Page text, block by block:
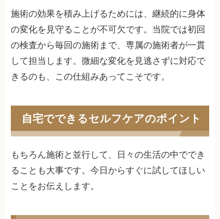
施術の効果を積み上げるためには、継続的に身体
の変化を見守ることが不可欠です。当院では初回
の検査から毎回の施術まで、専属の施術者が一貫
して担当します。微細な変化を見逃さずに対応で
きるのも、この仕組みあってこそです。
自宅でできるセルフケアのポイント
もちろん施術と並行して、日々の生活の中ででき
ることも大事です。今日からすぐに試してほしい
ことをお伝えします。